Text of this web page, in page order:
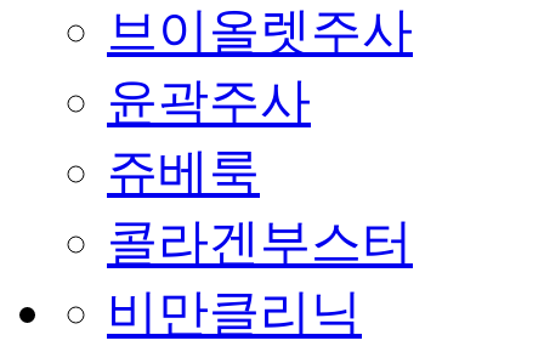
브이올렛주사
윤곽주사
쥬베룩
콜라겐부스터
비만클리닉